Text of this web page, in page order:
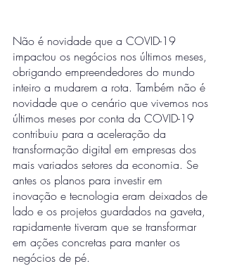
Não é novidade que a COVID-19
impactou os negócios nos últimos meses,
obrigando empreendedores do mundo
inteiro a mudarem a rota. Também não é
novidade que o cenário que vivemos nos
últimos meses por conta da COVID-19
contribuiu para a aceleração da
transformação digital em empresas dos
mais variados setores da economia. Se
antes os planos para investir em
inovação e tecnologia eram deixados de
lado e os projetos guardados na gaveta,
rapidamente tiveram que se transformar
em ações concretas para manter os
negócios de pé.